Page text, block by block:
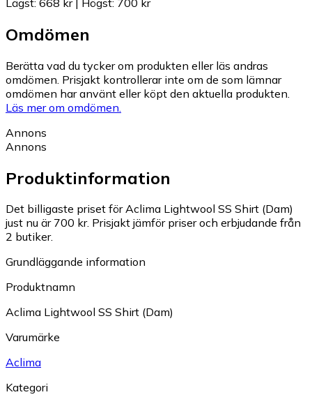
Omdömen
Berätta vad du tycker om produkten eller läs andras
omdömen. Prisjakt kontrollerar inte om de som lämnar
omdömen har använt eller köpt den aktuella produkten.
Läs mer om omdömen.
Annons
Annons
Produktinformation
Det billigaste priset för Aclima Lightwool SS Shirt (Dam)
just nu är 700 kr. Prisjakt jämför priser och erbjudande från
2 butiker.
Grundläggande information
Produktnamn
Aclima Lightwool SS Shirt (Dam)
Varumärke
Aclima
Kategori